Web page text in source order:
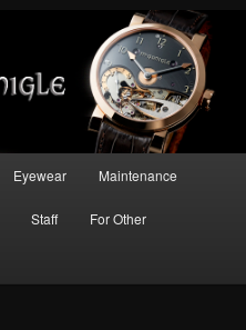
Eyewear Maintenance
Staff For Other